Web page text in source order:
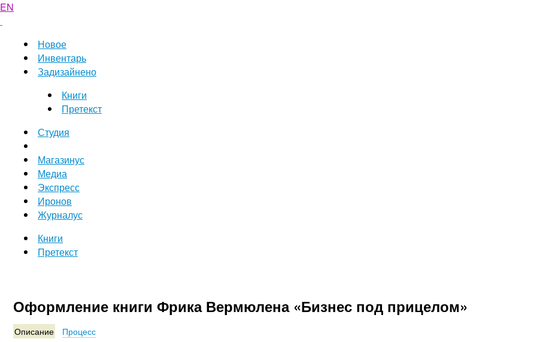
EN
Новое
Инвентарь
Задизайнено
Книги
Претекст
Студия
Магазинус
Медиа
Экспресс
Иронов
Журналус
Книги
Претекст
Оформление книги Фрика Вермюлена «Бизнес под прицелом»
Описание Процесс